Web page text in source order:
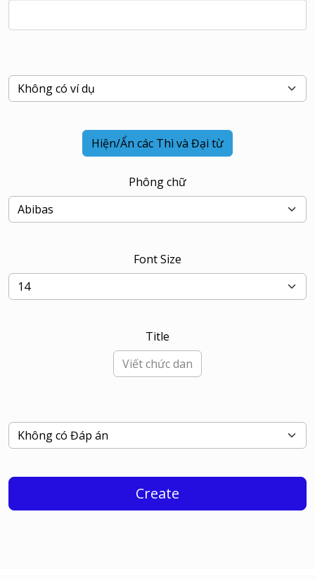
Hiện/Ẩn các Thì và Đại từ
Phông chữ
Font Size
Title
Create